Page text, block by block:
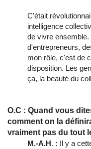
C'était
intelligence
de vivre
d'entrepreneurs,
mon rôle, c'est de
disposition. Les
ça, la beauté du
O.C : Quand vous
comment on la
vraiment pas du tout
M.-A.H. : Il y a